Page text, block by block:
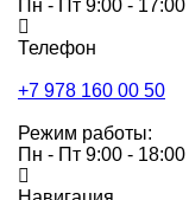
Пн - Пт 9:00 - 17:00
Телефон
+7 978 160 00 50
Режим работы:
Пн - Пт 9:00 - 18:00